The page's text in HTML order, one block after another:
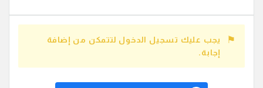
يجب عليك تسجيل الدخول لتتمكن من إضافة
إجابة.